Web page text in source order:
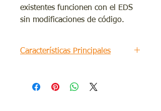
existentes funcionen con el EDS
sin modificaciones de código.
Características Principales
dispositivo con un puerto serie